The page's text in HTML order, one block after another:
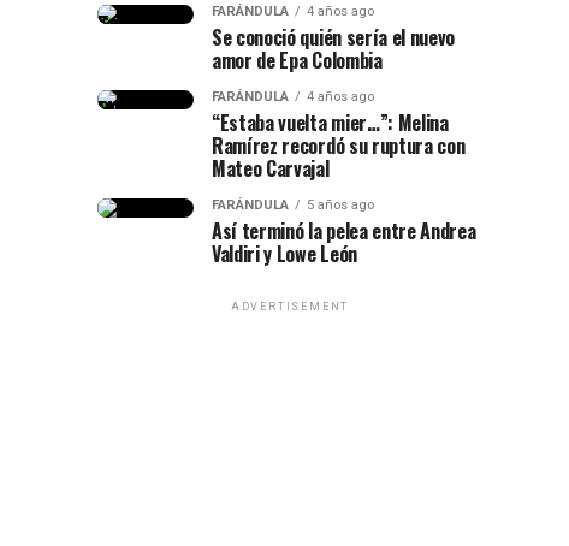
FARÁNDULA 4 años ago
Se conoció quién sería el nuevo
amor de Epa Colombia
FARÁNDULA 4 años ago
“Estaba vuelta mier…”: Melina
Ramírez recordó su ruptura con
Mateo Carvajal
FARÁNDULA 5 años ago
Así terminó la pelea entre Andrea
Valdiri y Lowe León
ADVERTISEMENT